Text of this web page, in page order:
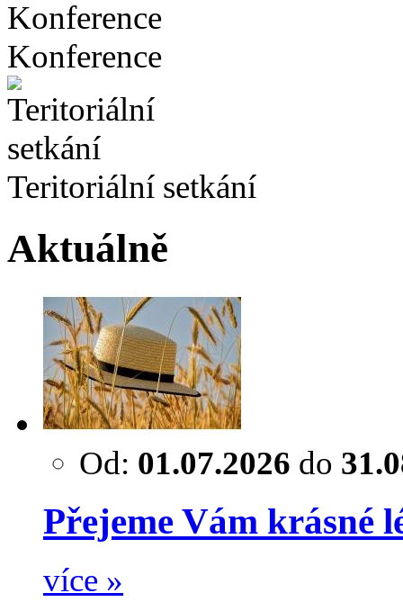
Konference
Teritoriální setkání
Aktuálně
Od: 01.07.2026 do
Přejeme Vám krásné
více »